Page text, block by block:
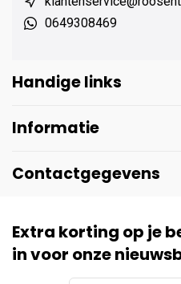
0649308469
Handige links
Informatie
Contactgegevens
Extra korting op je
in voor onze